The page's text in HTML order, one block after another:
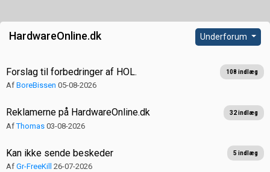
HardwareOnline.dk Underforum
Forslag til forbedringer af HOL. 108 indlæg
Af BoreBissen 05-08-2026
Reklamerne på HardwareOnline.dk 32 indlæg
AfThomas 03-08-2026
Kan ikke sende beskeder 5 indlæg
Af Gr-FreeKill 26-07-2026